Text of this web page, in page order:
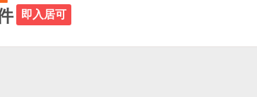
即入居可